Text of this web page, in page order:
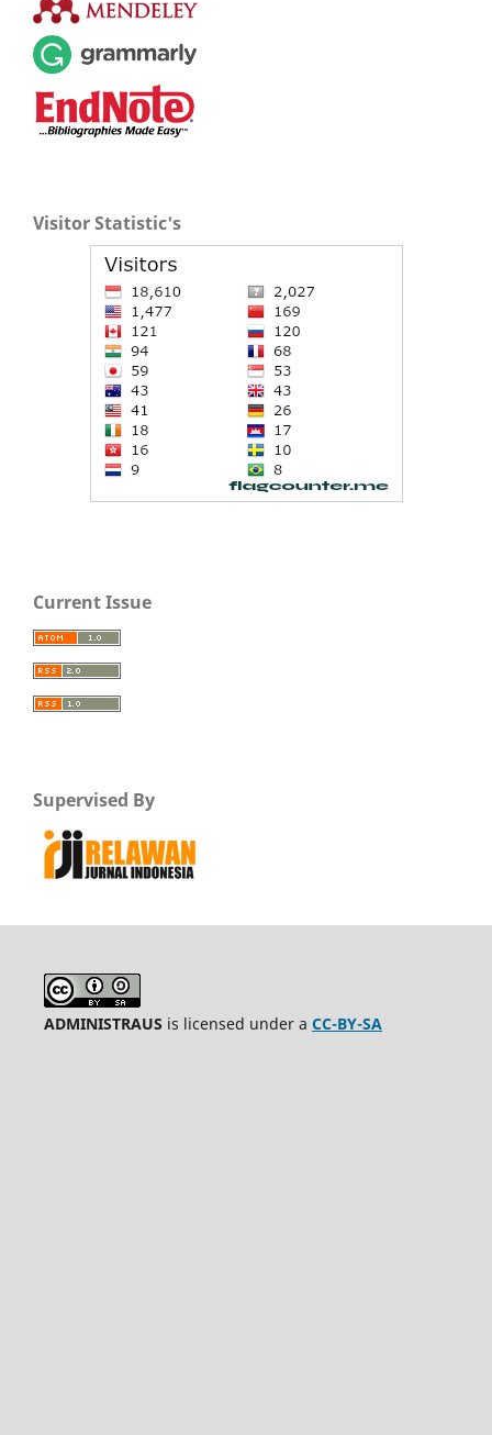
Visitor Statistic's
Current Issue
Supervised By
ADMINISTRAUS is licensed under a CC-BY-SA